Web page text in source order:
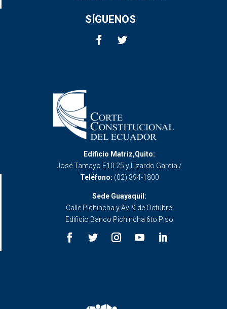
SÍGUENOS
Edificio Matriz,Quito:
José Tamayo E10 25 y Lizardo García /
Teléfono: (02) 394-1800
Sede Guayaquil:
Calle Pichincha y Av. 9 de Octubre.
Edificio Banco Pichincha 6to Piso